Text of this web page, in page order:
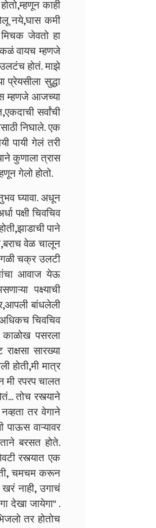
काही
नये,घास कमी
जेवतो हा
वायच म्हणजे
होतं. माझे
सुद्धा
म्हणजे आजच्या
सर्वांची
निघाले. एक
पायी गेलं तरी
कुणाला त्रास
गेलो होतो.
घ्यावा. अधून
पक्षी चिवचिव
पाने
वेळ चालून
चक्र उलटी
आवाज येऊ
पक्ष्याची
बांधलेली
चिवचिव
पसरला
सारख्या
होती,मी मात्र
रपरप चालत
तोच रस्त्याने
तर वेगाने
पाऊस वाऱ्यावर
बरसत होते.
रस्त्यात एक
चमचम करून
नाही, उगाचं
देखा जायेगा" .
तर होतोच